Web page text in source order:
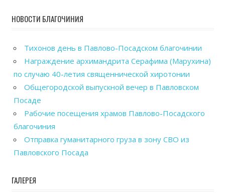
НОВОСТИ БЛАГОЧИНИЯ
Тихонов день в Павлово-Посадском благочинии
Награждение архимандрита Серафима (Марухина)
по случаю 40-летия священнической хиротонии
Общегородской выпускной вечер в Павловском
Посаде
Рабочие посещения храмов Павлово-Посадского
благочиния
Отправка гуманитарного груза в зону СВО из
Павловского Посада
ГАЛЕРЕЯ